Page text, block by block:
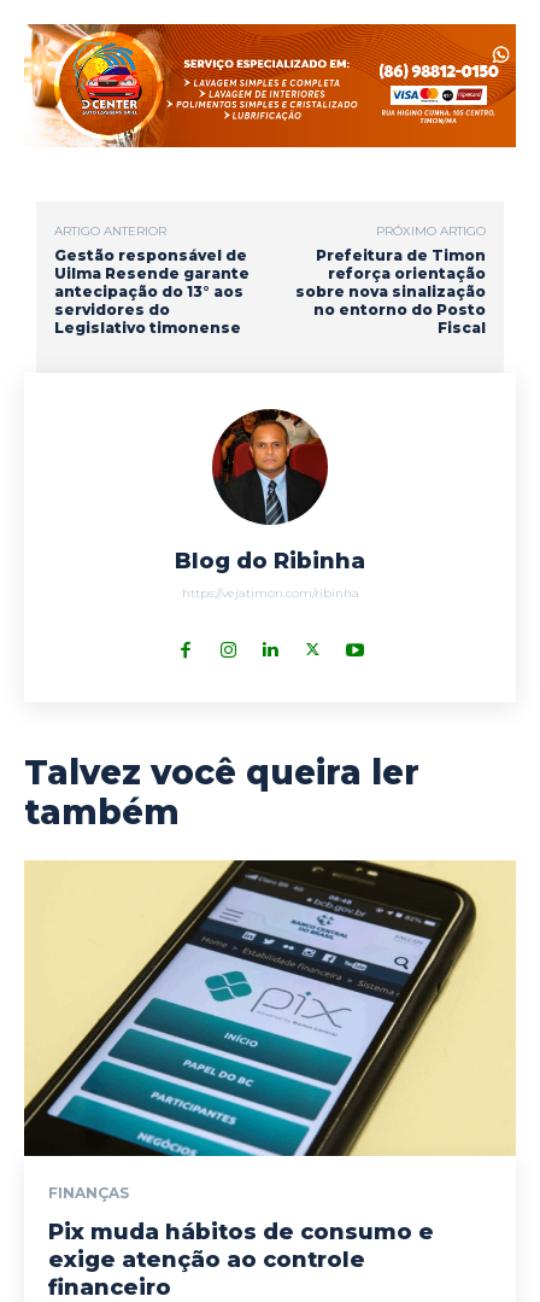
e
b
o
k
t
s
A
p
e
g
r
t
t
e
i
l
r
e
ARTIGO ANTERIOR
Gestão responsável de
Uilma Resende garante
antecipação do 13° aos
servidores do
Legislativo timonense
PRÓXIMO ARTIGO
Prefeitura de Timon
reforça orientação
sobre nova sinalização
no entorno do Posto
Fiscal
Blog do Ribinha
https://vejatimon.com/ribinha
Talvez você queira ler
também
FINANÇAS
Pix muda hábitos de consumo e
exige atenção ao controle
financeiro